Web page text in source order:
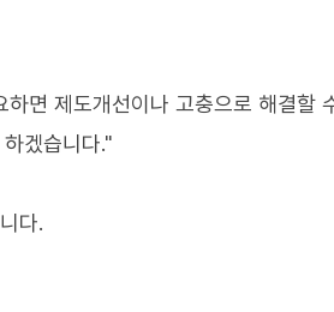
면 제도개선이나 고충으로 해결할
겠습니다."
다.